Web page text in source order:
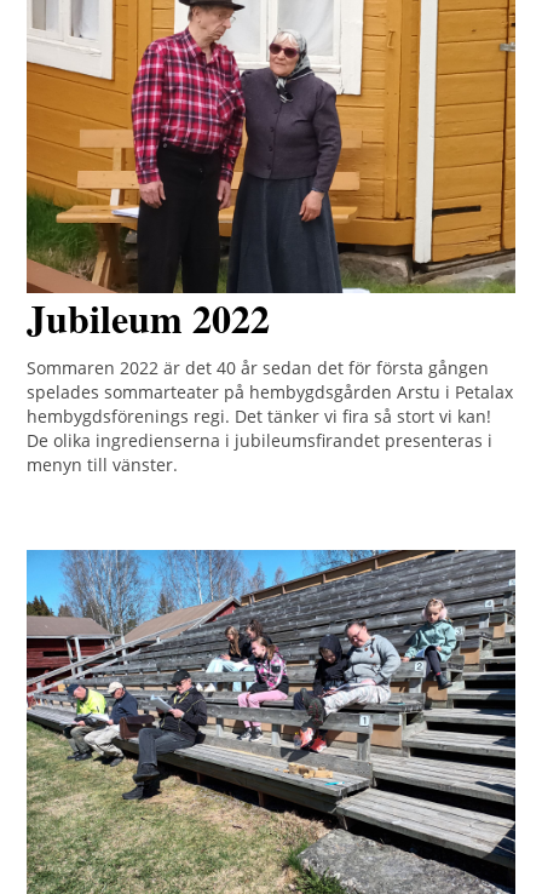
Jubileum 2022
Sommaren 2022 är det 40 år sedan det för första gången
spelades sommarteater på hembygdsgården Arstu i Petalax
hembygdsförenings regi. Det tänker vi fira så stort vi kan!
De olika ingredienserna i jubileumsfirandet presenteras i
menyn till vänster.